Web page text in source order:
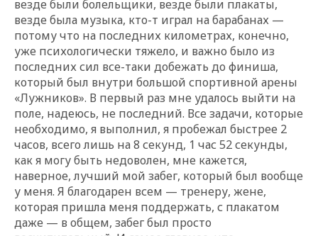
везде были болельщики, везде были плакаты,
везде была музыка, кто-т играл на барабанах —
потому что на последних километрах, конечно,
уже психологически тяжело, и важно было из
последних сил все-таки добежать до финиша,
который был внутри большой спортивной арены
«Лужников». В первый раз мне удалось выйти на
поле, надеюсь, не последний. Все задачи, которые
необходимо, я выполнил, я пробежал быстрее 2
часов, всего лишь на 8 секунд, 1 час 52 секунды,
как я могу быть недоволен, мне кажется,
наверное, лучший мой забег, который был вообще
у меня. Я благодарен всем — тренеру, жене,
которая пришла меня поддержать, с плакатом
даже — в общем, забег был просто